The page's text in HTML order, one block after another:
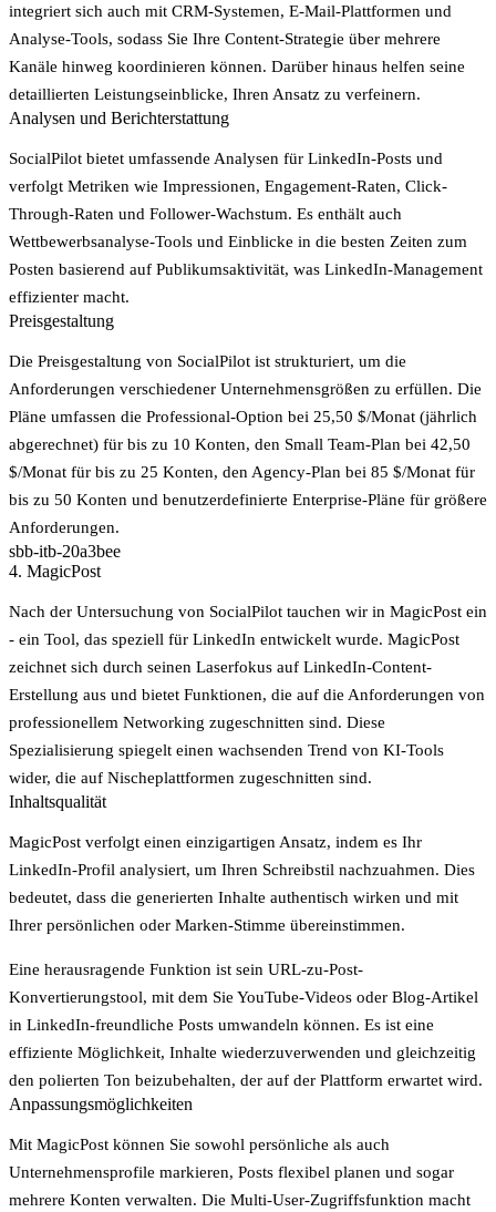
integriert sich auch mit CRM-Systemen, E-Mail-Plattformen und
Analyse-Tools, sodass Sie Ihre Content-Strategie über mehrere
Kanäle hinweg koordinieren können. Darüber hinaus helfen seine
detaillierten Leistungseinblicke, Ihren Ansatz zu verfeinern.
Analysen und Berichterstattung
SocialPilot bietet umfassende Analysen für LinkedIn-Posts und
verfolgt Metriken wie Impressionen, Engagement-Raten, Click-
Through-Raten und Follower-Wachstum. Es enthält auch
Wettbewerbsanalyse-Tools und Einblicke in die besten Zeiten zum
Posten basierend auf Publikumsaktivität, was LinkedIn-Management
effizienter macht.
Preisgestaltung
Die Preisgestaltung von SocialPilot ist strukturiert, um die
Anforderungen verschiedener Unternehmensgrößen zu erfüllen. Die
Pläne umfassen die Professional-Option bei 25,50 $/Monat (jährlich
abgerechnet) für bis zu 10 Konten, den Small Team-Plan bei 42,50
$/Monat für bis zu 25 Konten, den Agency-Plan bei 85 $/Monat für
bis zu 50 Konten und benutzerdefinierte Enterprise-Pläne für größere
Anforderungen.
sbb-itb-20a3bee
4. MagicPost
Nach der Untersuchung von SocialPilot tauchen wir in MagicPost ein
- ein Tool, das speziell für LinkedIn entwickelt wurde. MagicPost
zeichnet sich durch seinen Laserfokus auf LinkedIn-Content-
Erstellung aus und bietet Funktionen, die auf die Anforderungen von
professionellem Networking zugeschnitten sind. Diese
Spezialisierung spiegelt einen wachsenden Trend von KI-Tools
wider, die auf Nischeplattformen zugeschnitten sind.
Inhaltsqualität
MagicPost verfolgt einen einzigartigen Ansatz, indem es Ihr
LinkedIn-Profil analysiert, um Ihren Schreibstil nachzuahmen. Dies
bedeutet, dass die generierten Inhalte authentisch wirken und mit
Ihrer persönlichen oder Marken-Stimme übereinstimmen.
Eine herausragende Funktion ist sein URL-zu-Post-
Konvertierungstool, mit dem Sie YouTube-Videos oder Blog-Artikel
in LinkedIn-freundliche Posts umwandeln können. Es ist eine
effiziente Möglichkeit, Inhalte wiederzuverwenden und gleichzeitig
den polierten Ton beizubehalten, der auf der Plattform erwartet wird.
Anpassungsmöglichkeiten
Mit MagicPost können Sie sowohl persönliche als auch
Unternehmensprofile markieren, Posts flexibel planen und sogar
mehrere Konten verwalten. Die Multi-User-Zugriffsfunktion macht